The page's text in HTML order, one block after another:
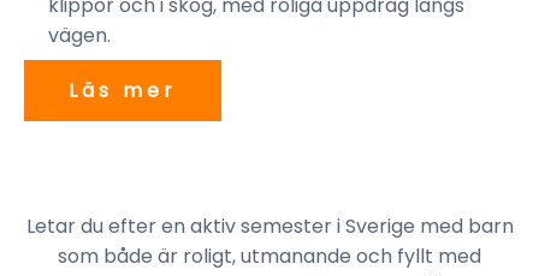
vägen.
Läs mer
Letar du efter en aktiv semester i Sverige med barn
som både är roligt, utmanande och fyllt med